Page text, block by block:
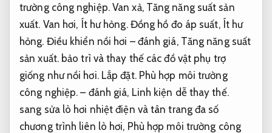
trường công nghiệp.Van xả, Tăng năng suất sản
xuất. Van hơi, Ít hư hỏng.Đồng hồ đo áp suất, Ít hư
hỏng. Điều khiển nồi hơi – đánh giá, Tăng năng suất
sản xuất.bảo trì và thay thế các đồ vật phụ trợ
giống như nồi hơi. Lắp đặt. Phù hợp môi trường
công nghiệp. – đánh giá, Linh kiện dễ thay thế.
sang sửa lò hơi nhiệt điện và tân trang đa số
chương trình liên lò hơi, Phù hợp môi trường công